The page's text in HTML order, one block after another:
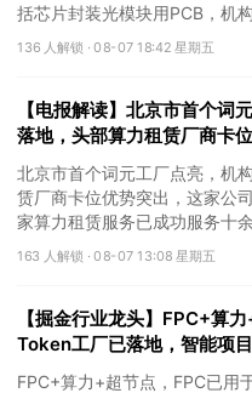
括芯片封装光模块用PCB，
CDMO+减肥药，收购国外知
等方面具有丰富经验，具备承
136 人解锁 ·08-07 18:42 星期五
【电报解读】北京市首个
落地，头部算力租赁厂商卡
Token工厂项目
北京市首个词元工厂点亮，机
赁厂商卡位优势突出，这家公
家算力租赁服务已成功服务十余
163 人解锁 ·08-07 13:08 星期五
【掘金行业龙头】FPC+算
Token工厂已落地，智能项
家公司布局并成功研发国产
FPC+算力+超节点，FPC已用